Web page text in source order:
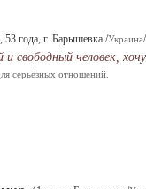
, 53 года, г. Барышевка /Украина/
и свободный человек,
серьёзных отношений.